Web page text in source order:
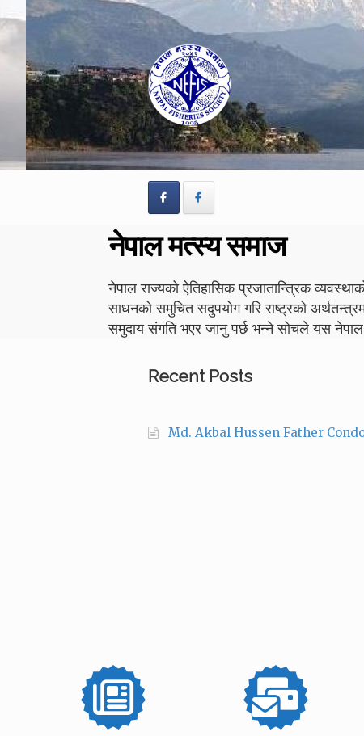
Skip
to
navigation
Skip
to
content
नेपाल मत्स्य समाज
नेपाल राज्यको ऐतिहासिक प्रजातान्त्रिक
साधनको समुचित सदुपयोग गरि राष्ट्रको
समुदाय संगति भएर जानु पर्छ भन्ने सोचले यस
Recent Posts
Md. Akbal Hussen Father